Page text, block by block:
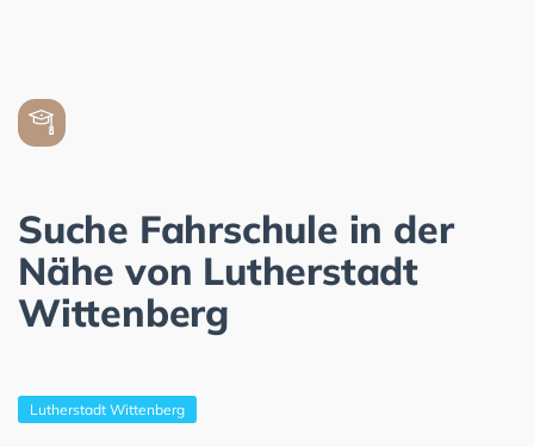
Suche Fahrschule in der
Nähe von Lutherstadt
Wittenberg
Lutherstadt Wittenberg